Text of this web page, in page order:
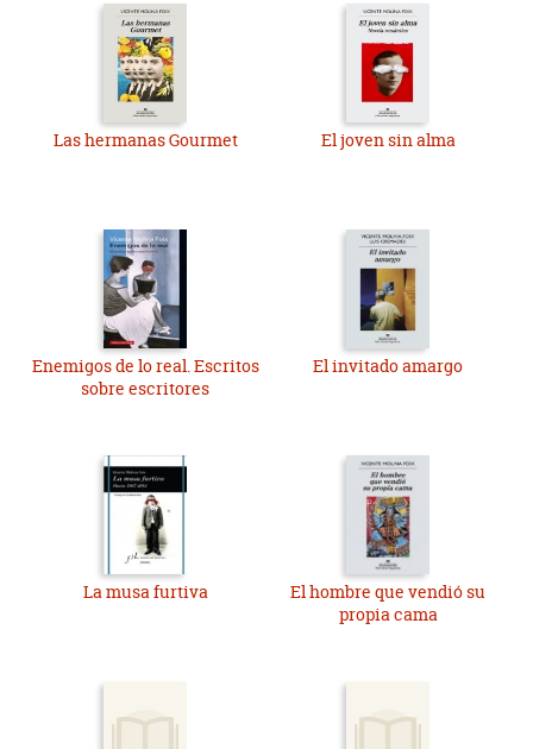
Las hermanas Gourmet El joven sin alma
Enemigos de lo real. Escritos
sobre escritores
El invitado amargo
La musa furtiva
El hombre que vendió su
propia cama